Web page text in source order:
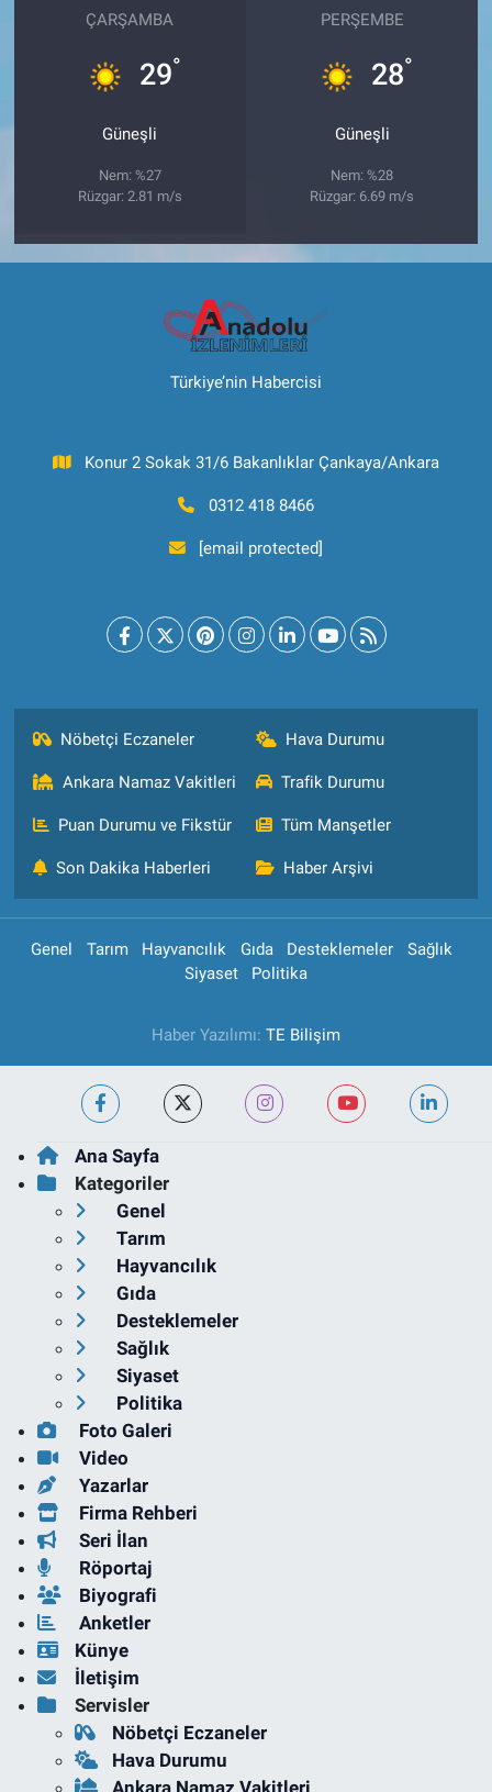
ÇARŞAMBA
29°
Güneşli
Nem: %27
Rüzgar: 2.81 m/s
PERŞEMBE
28°
Güneşli
Nem: %28
Rüzgar: 6.69 m/s
Türkiye’nin Habercisi
Konur 2 Sokak 31/6 Bakanlıklar Çankaya/Ankara
0312 418 8466
[email protected]
Nöbetçi Eczaneler Hava Durumu
Ankara Namaz Vakitleri Trafik Durumu
Puan Durumu ve Fikstür Tüm Manşetler
Son Dakika Haberleri Haber Arşivi
Genel Tarım Hayvancılık Gıda Desteklemeler
Sağlık
Siyaset
Politika
Haber Yazılımı: TE Bilişim
Ana Sayfa
Kategoriler
Genel
Tarım
Hayvancılık
Gıda
Desteklemeler
Sağlık
Siyaset
Politika
Foto Galeri
Video
Yazarlar
Firma Rehberi
Seri İlan
Röportaj
Biyografi
Anketler
Künye
İletişim
Servisler
Nöbetçi Eczaneler
Hava Durumu